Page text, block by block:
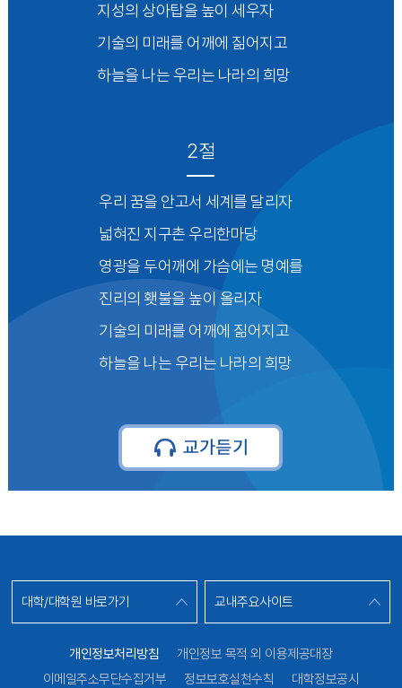
지성의 상아탑을 높이 세우자
기술의 미래를 어깨에 짊어지고
하늘을 나는 우리는 나라의 희망
2절
우리 꿈을 안고서 세계를 달리자
넓혀진 지구촌 우리한마당
영광을 두어깨에 가슴에는 명예를
진리의 횃불을 높이 올리자
기술의 미래를 어깨에 짊어지고
하늘을 나는 우리는 나라의 희망
대학/대학원 바로가기 교내주요사이트
개인정보처리방침
개인정보 목적 외 이용제공대장
이메일주소무단수집거부
정보보호실천수칙
대학정보공시